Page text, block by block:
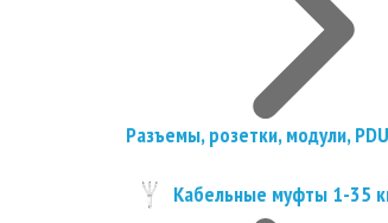
Разъемы, розетки, модули, PDU
Кабельные муфты 1-35